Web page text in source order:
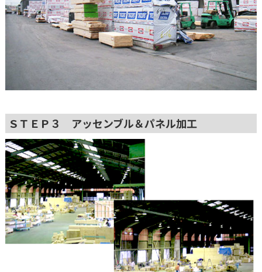
ＳＴＥＰ３ アッセンブル＆パネル加工